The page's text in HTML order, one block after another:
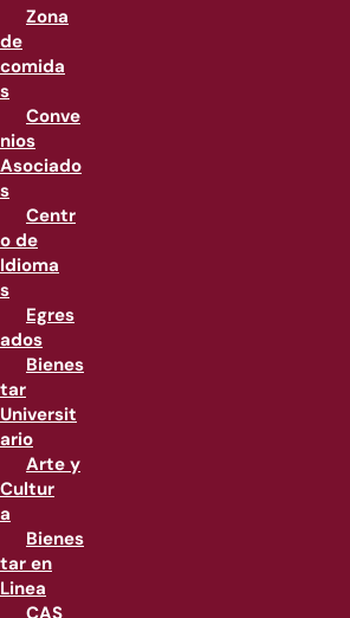
Zona
de
comida
s
Conve
nios
Asociado
s
Centr
o de
Idioma
s
Egres
ados
Bienes
tar
Universit
ario
Arte y
Cultur
a
Bienes
tar en
Linea
CAS